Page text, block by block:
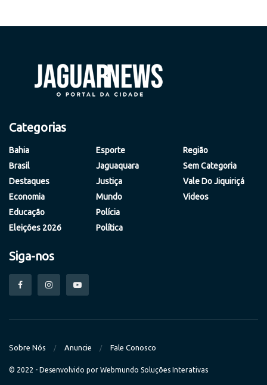
Categorias
Bahia
Brasil
Destaques
Economia
Educação
Eleições 2026
Esporte
Jaguaquara
Justiça
Mundo
Polícia
Política
Região
Sem Categoria
Vale Do Jiquiriçá
Videos
Siga-nos
Sobre Nós Anuncie Fale Conosco
© 2022 - Desenvolvido por Webmundo Soluções Interativas